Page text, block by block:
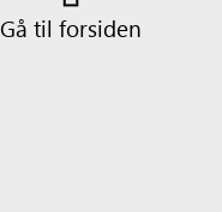
Gå til forsiden